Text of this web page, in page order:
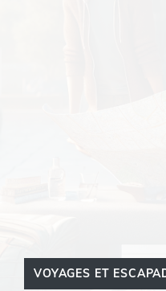
VOYAGES ET